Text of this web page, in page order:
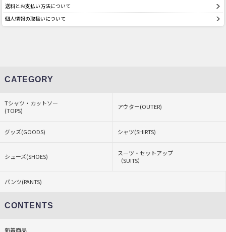
送料とお支払い方法について
個人情報の取扱いについて
CATEGORY
Tシャツ・カットソー
(TOPS)
アウター(OUTER)
グッズ(GOODS) シャツ(SHIRTS)
シューズ(SHOES)
スーツ・セットアップ
（SUITS）
パンツ(PANTS)
CONTENTS
新着商品